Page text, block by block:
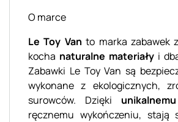
O marce
Le Toy Van to marka zabawek
kocha naturalne materiały i
Zabawki Le Toy Van są
wykonane z ekologicznych,
surowców. Dzięki
ręcznemu wykończeniu, stają